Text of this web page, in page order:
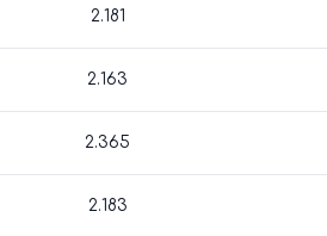
2.181
2.163
2.365
2.183